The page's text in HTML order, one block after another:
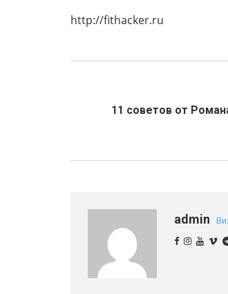
http://fithacker.ru
11 советов от
admin